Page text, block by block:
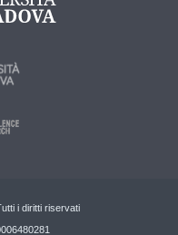
i diritti riservati